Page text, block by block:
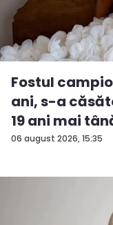
06 august 2026, 15:35
Fostul
ani, s-a
19 ani mai